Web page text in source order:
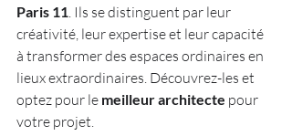
Paris 11. Ils se distinguent par leur
créativité, leur expertise et leur capacité
à transformer des espaces ordinaires en
lieux extraordinaires. Découvrez-les et
optez pour le meilleur architecte pour
votre projet.